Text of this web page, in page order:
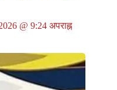
@ 9:24 अपराह्न